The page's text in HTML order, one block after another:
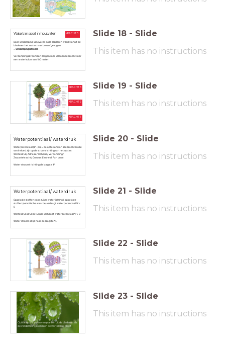
Watertransport in houtvaten
Door verdamping van water in de bladeren wordt vanuit de
bladeren het water naar boven ‘gezogen’
=verdampingsstroom
Verdampingsstroom kan zorgen voor voldoende kracht voor
een waterkolom van 100 meter.
KRACHT 3 Slide 18 - Slide
This item has no instructions
KRACHT 3
KRACHT 2
KRACHT 1
Slide 19 - Slide
This item has no instructions
Waterpotentiaal/ waterdruk
Waterpotentiaal (Ψ - psi) = de optelsom van alle krachten die
van invloed zijn op de stroomrichting van het water:
Worteldruk/ Adhesie/ Cohesie/ Verdamping/
Zwaartekracht/ Osmose (Eenheid: Pa - druk)
Water stroomt richting de laagste Ψ
Slide 20 - Slide
This item has no instructions
Waterpotentiaal/ waterdruk
Opgeloste stoffen: voor zuiver water is 0 (nul), opgeloste
stoffen (osmotische waarde) verlaagt waterpotentiaal Ψ <
0
Worteldruk: druk bij turgor verhoogt waterpotentiaal Ψ > 0
Water stroom altijd naar de laagste Ψ.
Slide 21 - Slide
This item has no instructions
Slide 22 - Slide
This item has no instructions
Guttatie: druppelen van planten uit de bladeren als
de verdamping klein is en de worteldruk groot
Slide 23 - Slide
This item has no instructions